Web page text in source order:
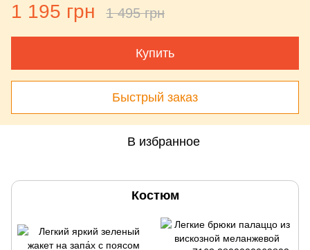
1 195 грн 1 495 грн
Купить
Быстрый заказ
В избранное
Костюм